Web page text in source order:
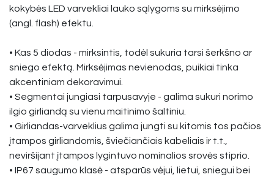
kokybės LED varvekliai lauko sąlygoms su mirksėjimo
(angl. flash) efektu.
• Kas 5 diodas - mirksintis, todėl sukuria tarsi šerkšno ar
sniego efektą. Mirksėjimas nevienodas, puikiai tinka
akcentiniam dekoravimui.
• Segmentai jungiasi tarpusavyje - galima sukuri norimo
ilgio girliandą su vienu maitinimo šaltiniu.
• Girliandas-varveklius galima jungti su kitomis tos pačios
įtampos girliandomis, šviečiančiais kabeliais ir t.t.,
neviršijant įtampos lygintuvo nominalios srovės stiprio.
• IP67 saugumo klasė - atsparūs vėjui, lietui, sniegui bei